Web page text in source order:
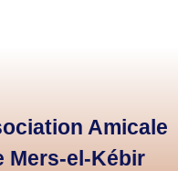
Amicale
Mers-el-Kébir